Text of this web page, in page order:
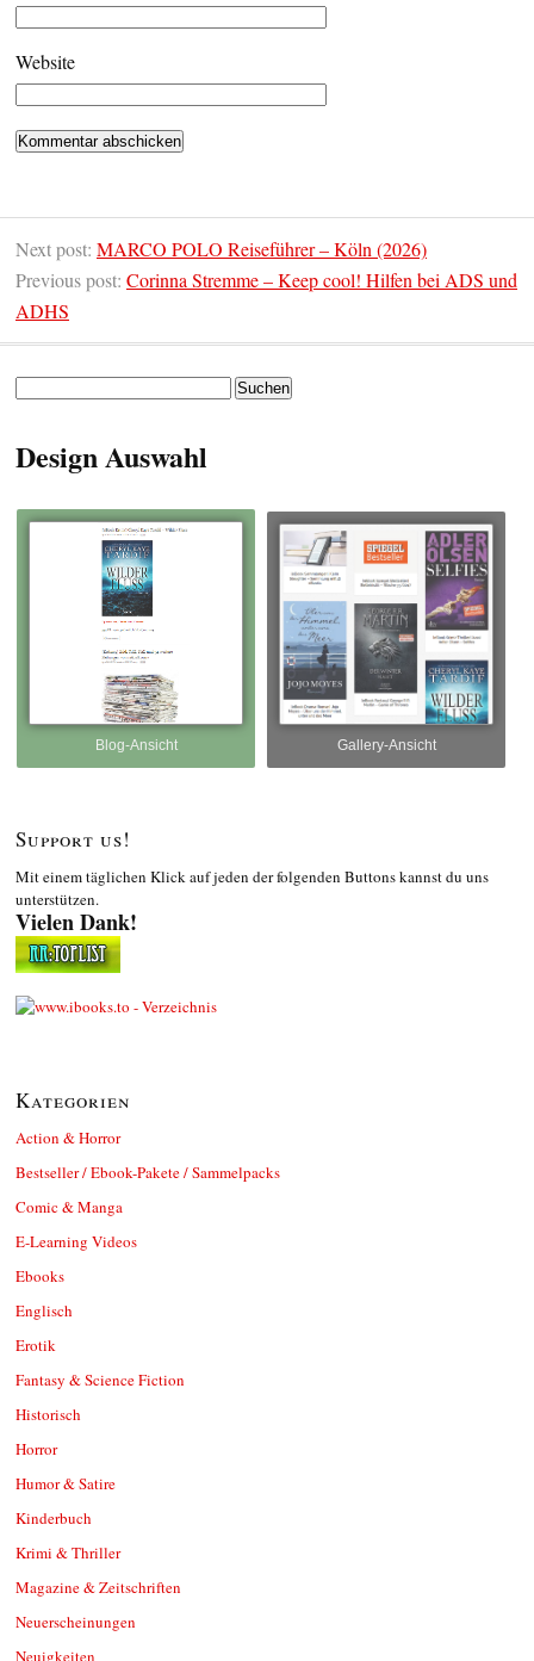
Website
Next post: MARCO POLO Reiseführer – Köln (2026)
Previous post: Corinna Stremme – Keep cool! Hilfen bei ADS und
ADHS
Design Auswahl
Blog-Ansicht Gallery-Ansicht
Support us!
Mit einem täglichen Klick auf jeden der folgenden Buttons kannst du uns
unterstützen.
Vielen Dank!
Kategorien
Action & Horror
Bestseller / Ebook-Pakete / Sammelpacks
Comic & Manga
E-Learning Videos
Ebooks
Englisch
Erotik
Fantasy & Science Fiction
Historisch
Horror
Humor & Satire
Kinderbuch
Krimi & Thriller
Magazine & Zeitschriften
Neuerscheinungen
Neuigkeiten